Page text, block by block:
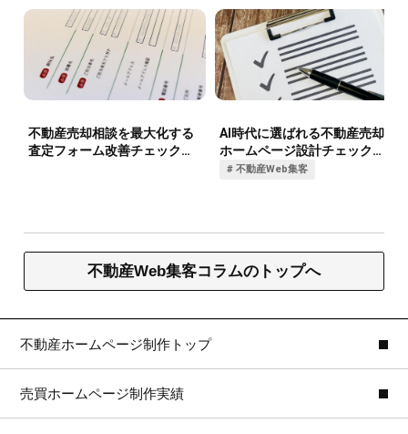
不動産Web集客コラムのトップへ
不動産ホームページ制作トップ
売買ホームページ制作実績